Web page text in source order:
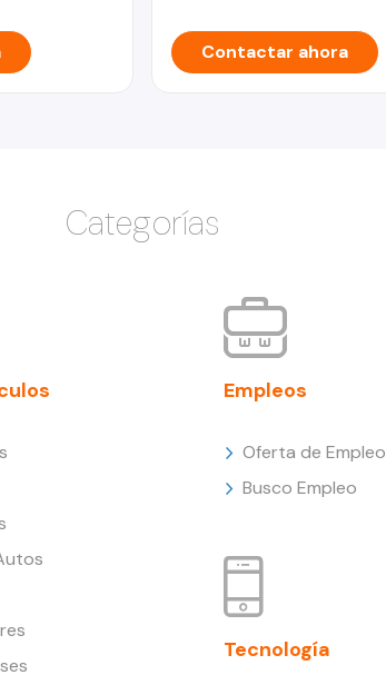
Contactar ahora
Categorías
Empleos
Oferta de Empleo
Busco Empleo
Tecnología